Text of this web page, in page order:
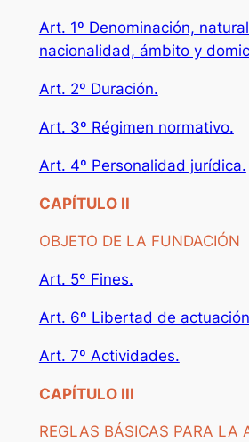
Art. 1º Denominación,
nacionalidad, ámbito y
Art. 2º Duración.
Art. 3º Régimen normativo.
Art. 4º Personalidad jurídica.
CAPÍTULO II
OBJETO DE LA FUNDACIÓN
Art. 5º Fines.
Art. 6º Libertad de
Art. 7º Actividades.
CAPÍTULO III
REGLAS BÁSICAS PARA LA